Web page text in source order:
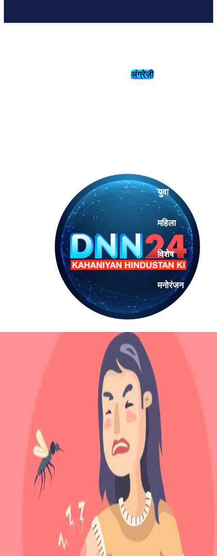
अंग्रेज़ी
युवा
महिला
विशेष
मनोरंजन